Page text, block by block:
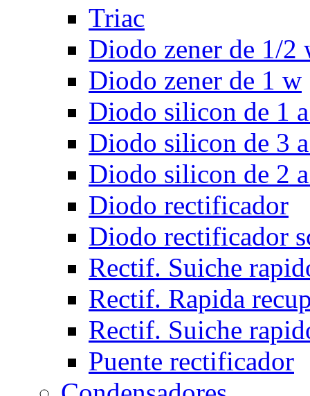
Triac
Diodo zener de 1/2
Diodo zener de 1 w
Diodo silicon de 1
Diodo silicon de 3
Diodo silicon de 2
Diodo rectificador
Diodo rectificador
Rectif. Suiche
Rectif. Rapida
Rectif. Suiche
Puente rectificador